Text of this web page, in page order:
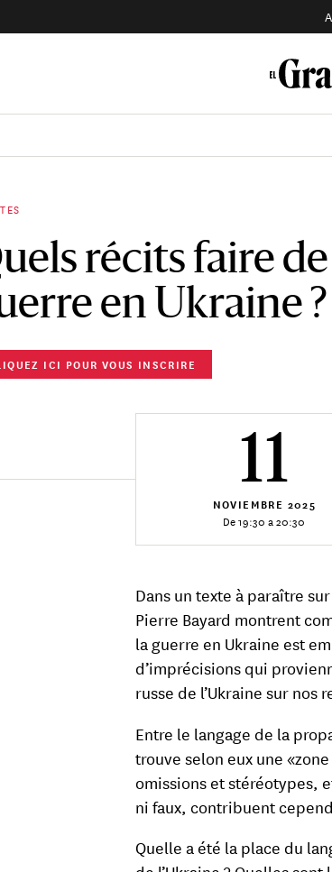
récits faire
en Ukraine ?
ICI POUR VOUS INSCRIRE
11
NOVIEMBRE 2025
De 19:30 a 20:30
Dans un texte à paraître
Pierre Bayard montrent
la guerre en Ukraine est
d’imprécisions qui
russe de l’Ukraine sur nos
Entre le langage de la
trouve selon eux une
omissions et stéréotypes,
ni faux, contribuent
Quelle a été la place du